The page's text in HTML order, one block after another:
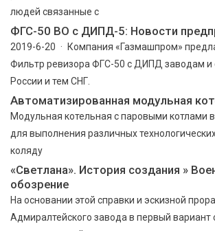
людей связанные с
ФГС-50 ВО с ДИПД-5: Новости
2019-6-20 · Компания «Газмашпром»
Фильтр ревизора ФГС-50 с ДИПД заводам и
России и тем СНГ.
Автоматизированная модульная
Модульная котельная с паровыми котлами
для выполнения различных
коляду
«Светлана». История создания »
обозрение
На основании этой справки и эскизной
Адмиралтейского завода в первый вариант